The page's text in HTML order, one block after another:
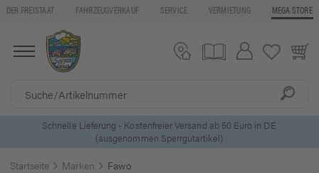
DER FREISTAAT FAHRZEUGVERKAUF SERVICE VERMIETUNG MEGA STORE
5 Euro Gutschein* beiNewsletter-Anmeldung
Startseite Marken Fawo